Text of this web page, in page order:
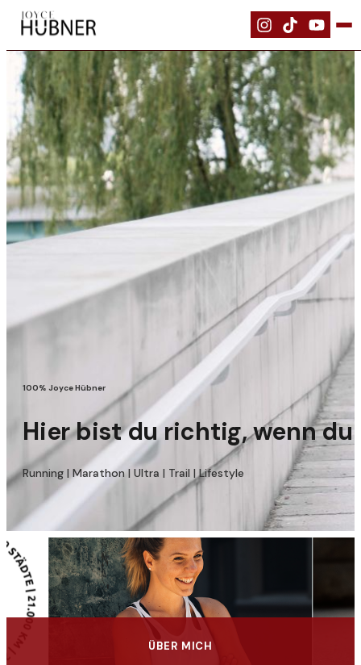
100% Joyce Hübner
Hier bist du richtig, wenn du
Running | Marathon | Ultra | Trail | Lifestyle
ÜBER MICH